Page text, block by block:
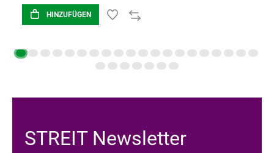
HINZUFÜGEN
STREIT Newsletter